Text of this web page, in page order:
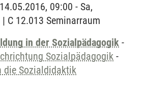
09:00 - Sa,
C 12.013 Seminarraum
in der Sozialpädagogik -
Sozialpädagogik -
die Sozialdidaktik